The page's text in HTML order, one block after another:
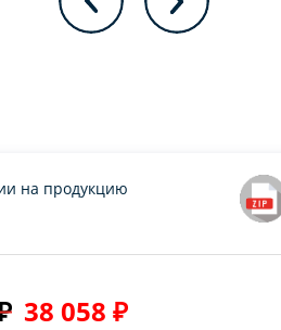
на продукцию
38 058 ₽